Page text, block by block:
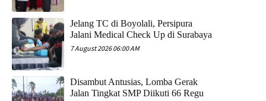
Jelang TC di Boyolali, Persipura
Jalani Medical Check Up di Surabaya
7 August 2026 06:00 AM
Disambut Antusias, Lomba Gerak
Jalan Tingkat SMP Diikuti 66 Regu